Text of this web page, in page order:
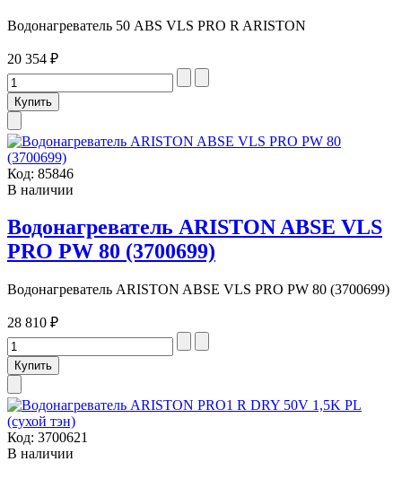
Водонагреватель 50 ABS VLS PRO R ARISTON
20 354 ₽
Код: 85846
В наличии
Водонагреватель ARISTON ABSE VLS
PRO PW 80 (3700699)
Водонагреватель ARISTON ABSE VLS PRO PW 80 (3700699)
28 810 ₽
Код: 3700621
В наличии